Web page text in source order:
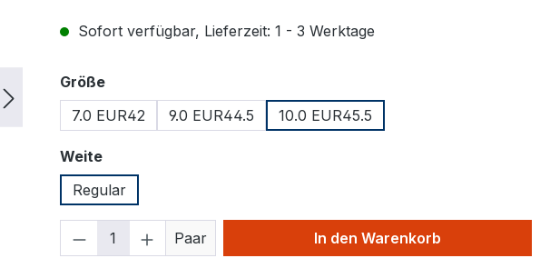
Sofort verfügbar, Lieferzeit: 1 - 3 Werktage
Größeauswählen
7.0 EUR42
9.0 EUR44.5 10.0 EUR45.5
Weiteauswählen
Regular
Produkt Anzahl: Gib den gewünschten Wert
Paar In den Warenkorb